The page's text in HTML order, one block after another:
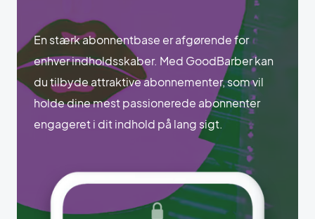
En stærk abonnentbase er afgørende for
enhver indholdsskaber. Med GoodBarber kan
du tilbyde attraktive abonnementer, som vil
holde dine mest passionerede abonnenter
engageret i dit indhold på lang sigt.